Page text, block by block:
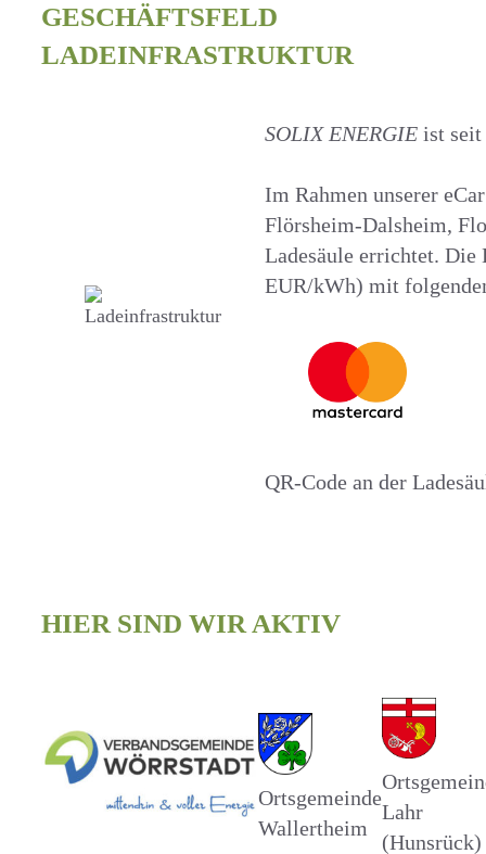
GESCHÄFTSFELD
LADEINFRASTRUKTUR
SOLIX ENERGIE ist
Im Rahmen unserer
Flörsheim-Dalsheim,
Ladesäule errichtet.
EUR/kWh) mit
QR-Code an der
HIER SIND WIR AKTIV
Ortsgemeinde
Wallertheim
Lahr
(Hunsrück)